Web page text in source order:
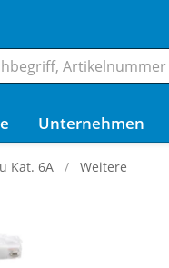
Unternehmen
Kat. 6A Weitere